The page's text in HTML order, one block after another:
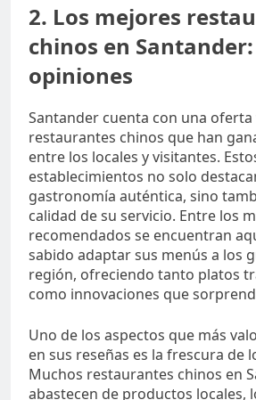
2. Los mejores
chinos en
opiniones
Santander cuenta con una oferta
restaurantes chinos que han
entre los locales y visitantes.
establecimientos no solo
gastronomía auténtica, sino
calidad de su servicio. Entre los
recomendados se encuentran
sabido adaptar sus menús a los
región, ofreciendo tanto platos
como innovaciones que
Uno de los aspectos que más
en sus reseñas es la frescura de
Muchos restaurantes chinos en
abastecen de productos locales,